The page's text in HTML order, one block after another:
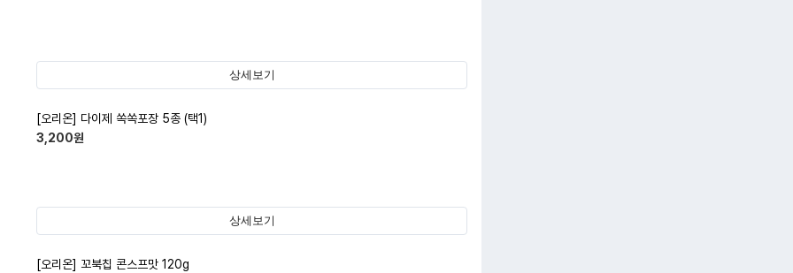
상세보기
[오리온] 다이제 쏙쏙포장 5종 (택1)
3,200원
상세보기
[오리온] 꼬북칩 콘스프맛 120g